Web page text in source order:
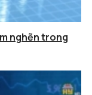
nghẽn trong